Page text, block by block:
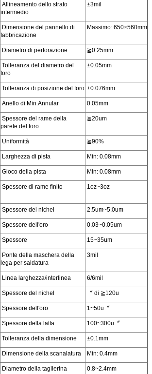
Allineamento dello strato
intermedio
±3mil
Dimensione del pannello di
fabbricazione
Massimo: 650×560mm
Diametro di perforazione ≧0.25mm
Tolleranza del diametro del
foro
±0.05mm
Tolleranza di posizione del foro ±0.076mm
Anello di Min.Annular 0.05mm
Spessore del rame della
parete del foro
≧20um
Uniformità ≧90%
Larghezza di pista Min: 0.08mm
Gioco della pista Min: 0.08mm
Spessore di rame finito 1oz~3oz
Spessore del nichel 2.5um~5.0um
Spessore dell'oro 0.03~0.05um
Spessore 15~35um
Ponte della maschera della
lega per saldatura
3mil
Linea larghezza/interlinea 6/6mil
Spessore del nichel 〞 di ≧120u
Spessore dell'oro 1~50u〞
Spessore della latta 100~300u〞
Tolleranza della dimensione ±0.1mm
Dimensione della scanalatura Min: 0.4mm
Diametro della taglierina 0.8~2.4mm